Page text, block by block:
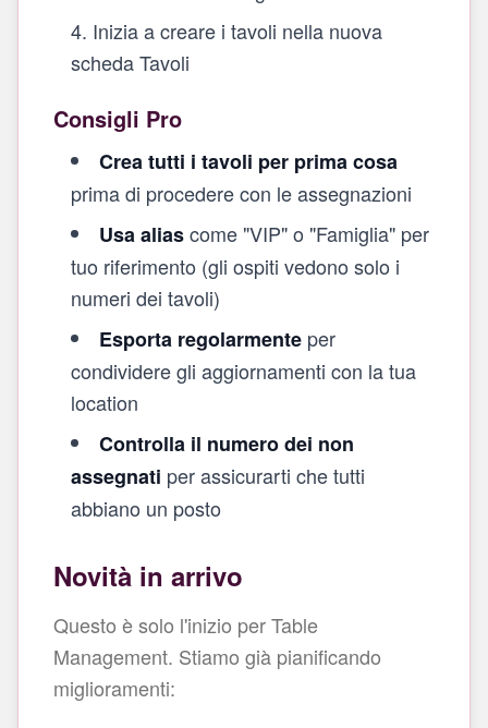
Inizia a creare i tavoli nella nuova
scheda Tavoli
Consigli Pro
Crea tutti i tavoli per prima cosa
prima di procedere con le assegnazioni
Usa aliascome "VIP" o "Famiglia" per
tuo riferimento (gli ospiti vedono solo i
numeri dei tavoli)
Esporta regolarmente per
condividere gli aggiornamenti con la tua
location
Controlla il numero dei non
assegnati per assicurarti che tutti
abbiano un posto
Novità in arrivo
Questo è solo l'inizio per Table
Management. Stiamo già pianificando
miglioramenti: